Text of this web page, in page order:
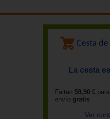
La cesta
Faltan 59,90 €
envío gratis
Ver